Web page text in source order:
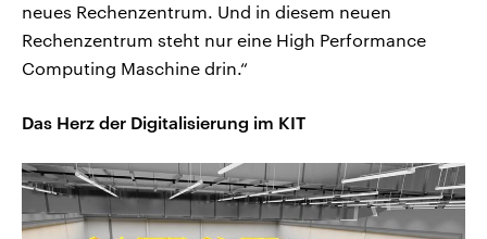
neues Rechenzentrum. Und in diesem neuen
Rechenzentrum steht nur eine High Performance
Computing Maschine drin.“
Das Herz der Digitalisierung im KIT